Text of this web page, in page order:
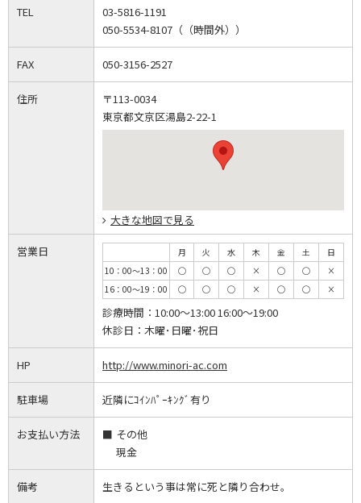
TEL
03-5816-1191
050-5534-8107（（時間外））
FAX 050-3156-2527
住所
〒113-0034
東京都文京区湯島2-22-1
大きな地図で見る
営業日 月 火 水 木 金 土
日
10：00～13：00
◯ ◯ ◯ × ◯ ◯
×
16：00～19：00
◯ ◯ ◯ × ◯ ◯ ×
診療時間： 10:00～13:00 16:00～19:00
休診日： 木曜･日曜･祝日
HP http://www.minori-ac.com
駐車場 近隣にｺｲﾝﾊﾟｰｷﾝｸﾞ有り
お支払い方法
その他
現金
備考 生きるという事は常に死と隣り合わせ。